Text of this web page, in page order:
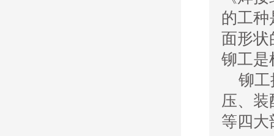
的工种
面形状
铆工是
铆工
压、
等四大